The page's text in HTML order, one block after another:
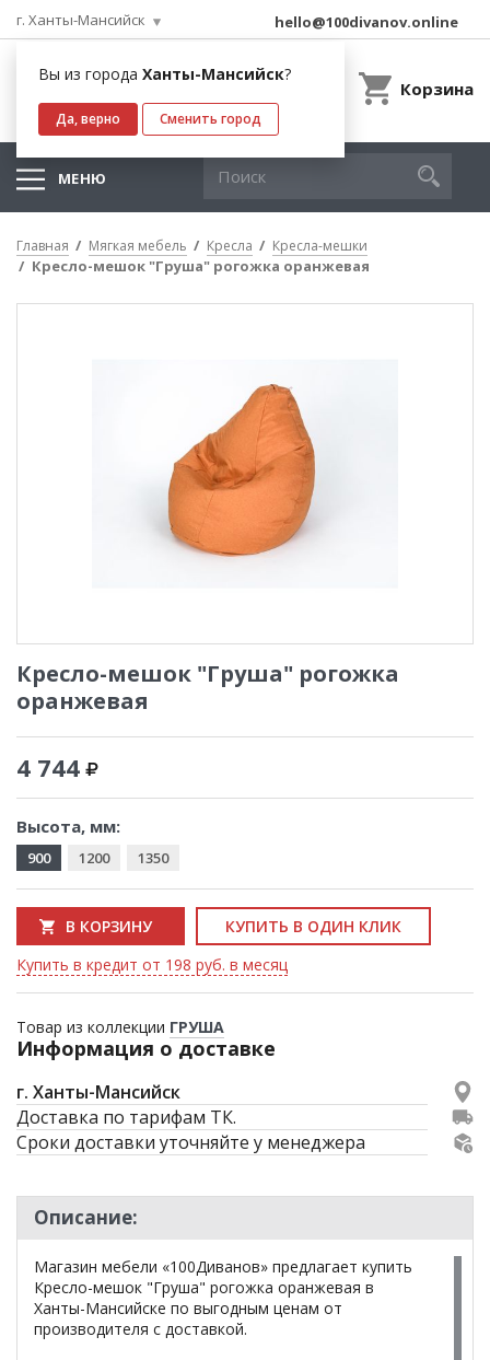
г. Ханты-Мансийск
Вы из города Ханты-Мансийск?
Да, верно Сменить город
hello@100divanov.online
Корзина
МЕНЮ
Главная Мягкая мебель Кресла Кресла-мешки
Кресло-мешок "Груша" рогожка оранжевая
Кресло-мешок "Груша" рогожка
оранжевая
4 744
Высота, мм:
900 1200 1350
В КОРЗИНУ
КУПИТЬ В ОДИН КЛИК
Купить в кредит от 198 руб. в месяц
Товар из коллекции ГРУША
Информация о доставке
г. Ханты-Мансийск
Доставка по тарифам ТК.
Сроки доставки уточняйте у менеджера
Описание:
Магазин мебели «100Диванов» предлагает купить
Кресло-мешок "Груша" рогожка оранжевая в
Ханты-Мансийске по выгодным ценам от
производителя с доставкой.